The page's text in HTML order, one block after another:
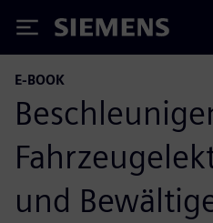
Siemens
E-BOOK
und